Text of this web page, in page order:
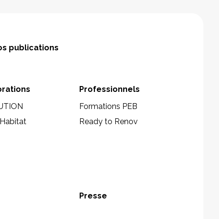
publications
Professionnels
Formations PEB
Ready to Renov
Presse